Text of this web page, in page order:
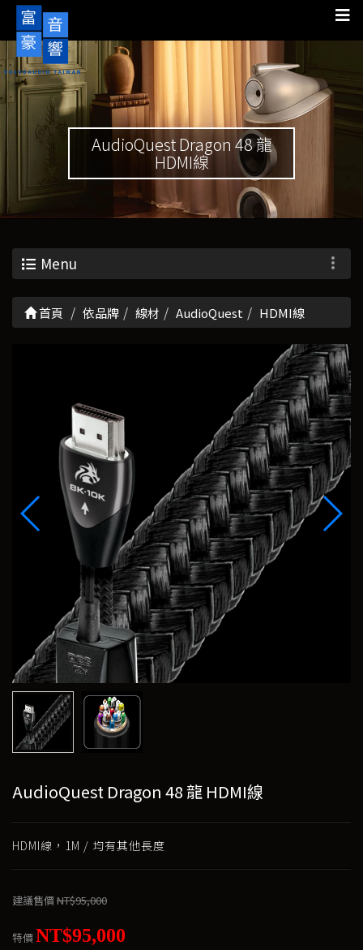
AudioQuest Dragon 48 龍
HDMI線
Menu
首頁 依品牌 線材 AudioQuest HDMI線
AudioQuest Dragon 48 龍 HDMI線
HDMI線，1M / 均有其他長度
建議售價NT$95,000
特價NT$95,000